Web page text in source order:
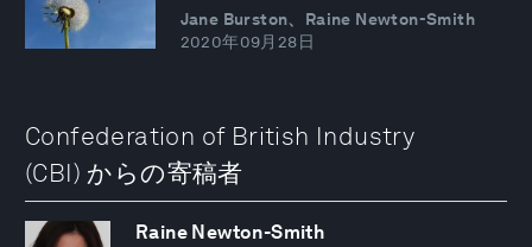
Jane Burston、Raine Newton-Smith
2020年09月28日
Confederation of British Industry
(CBI) からの寄稿者
Raine Newton-Smith